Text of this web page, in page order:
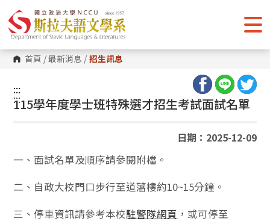
到
主
要
內
容
區 首頁 /最新消息 / 招生訊息
:::
:::
115學年度學士班特殊選才招生考試面試名單
日期：2025-12-09
一、面試名單及順序請參閱附檔。
二、自政大校門口步行至道藩樓約10~15分鐘。
三、停車資訊請參考本校駐警隊網頁 ，或可停至